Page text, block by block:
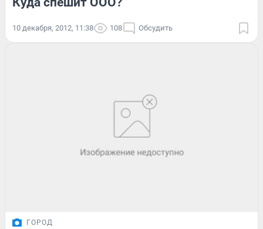
10 декабря, 2012, 11:38 108 Обсудить
ГОРОД